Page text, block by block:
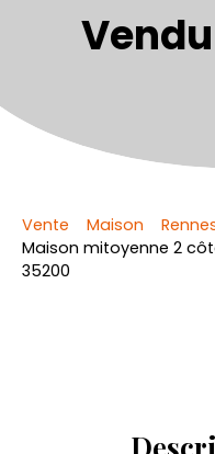
Vendu
Vente Maison
Maison mitoyenne 2
35200